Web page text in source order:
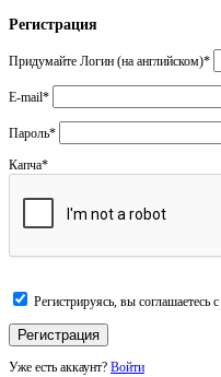
Регистрация
Придумайте Логин (на английском)*
E-mail*
Пароль*
Капча*
Регистрируясь, вы соглашаетесь с
Уже есть аккаунт? Войти